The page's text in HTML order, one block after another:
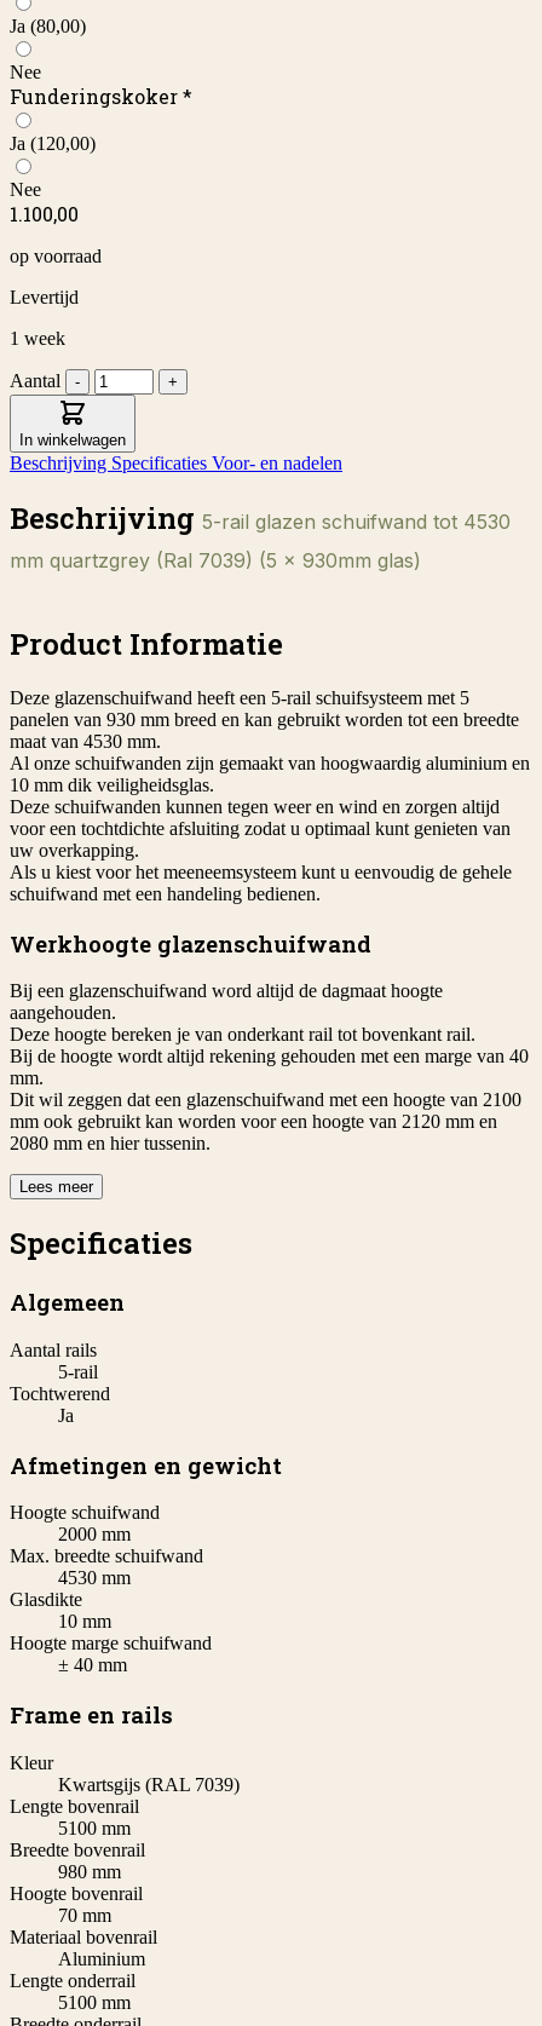
Ja (80,00)
Nee
Funderingskoker*
Ja (120,00)
Nee
1.100,00
op voorraad
Levertijd
1 week
Aantal - +
In winkelwagen
Beschrijving Specificaties Voor- en nadelen
Beschrijving 5-rail glazen schuifwand tot 4530
mm quartzgrey (Ral 7039) (5 x 930mm glas)
Product Informatie
Deze glazenschuifwand heeft een 5-rail schuifsysteem met 5
panelen van 930 mm breed en kan gebruikt worden tot een breedte
maat van 4530 mm.
Al onze schuifwanden zijn gemaakt van hoogwaardig aluminium en
10 mm dik veiligheidsglas.
Deze schuifwanden kunnen tegen weer en wind en zorgen altijd
voor een tochtdichte afsluiting zodat u optimaal kunt genieten van
uw overkapping.
Als u kiest voor het meeneemsysteem kunt u eenvoudig de gehele
schuifwand met een handeling bedienen.
Werkhoogte glazenschuifwand
Bij een glazenschuifwand word altijd de dagmaat hoogte
aangehouden.
Deze hoogte bereken je van onderkant rail tot bovenkant rail.
Bij de hoogte wordt altijd rekening gehouden met een marge van 40
mm.
Dit wil zeggen dat een glazenschuifwand met een hoogte van 2100
mm ook gebruikt kan worden voor een hoogte van 2120 mm en
2080 mm en hier tussenin.
Lees meer
Specificaties
Algemeen
Aantal rails
5-rail
Tochtwerend
Ja
Afmetingen en gewicht
Hoogte schuifwand
2000 mm
Max. breedte schuifwand
4530 mm
Glasdikte
10 mm
Hoogte marge schuifwand
± 40 mm
Frame en rails
Kleur
Kwartsgijs (RAL 7039)
Lengte bovenrail
5100 mm
Breedte bovenrail
980 mm
Hoogte bovenrail
70 mm
Materiaal bovenrail
Aluminium
Lengte onderrail
5100 mm